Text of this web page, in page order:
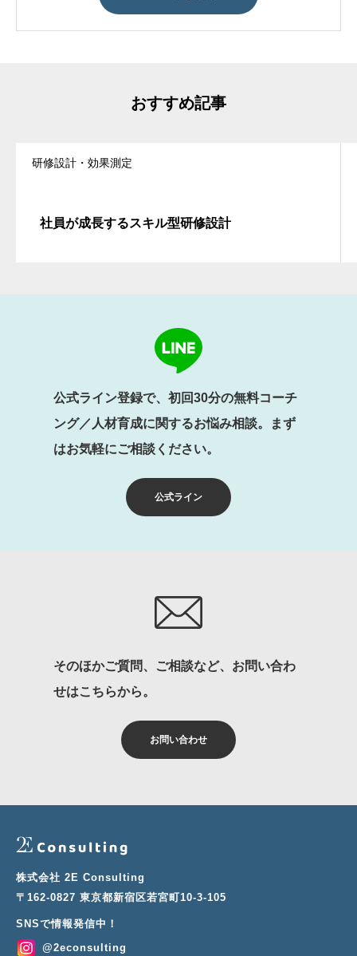
おすすめ記事
研修設計・効果測定
社員が成長するスキル型研修設計
公式ライン
公式ライン登録で、初回30分の無料コーチ
ング／人材育成に関するお悩み相談。まず
はお気軽にご相談ください。
お問い合わせ
そのほかご質問、ご相談など、お問い合わ
せはこちらから。
株式会社 2E Consulting
〒162-0827 東京都新宿区若宮町10-3-105